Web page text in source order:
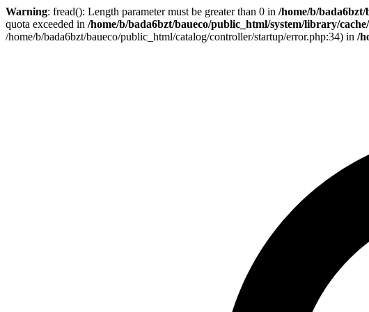
Warning: fread(): Length parameter must be greater than 0 in /home/b/
quota exceeded in /home/b/bada6bzt/baueco/public_html/system/library/
/home/b/bada6bzt/baueco/public_html/catalog/controller/startup/error.php:34) in /